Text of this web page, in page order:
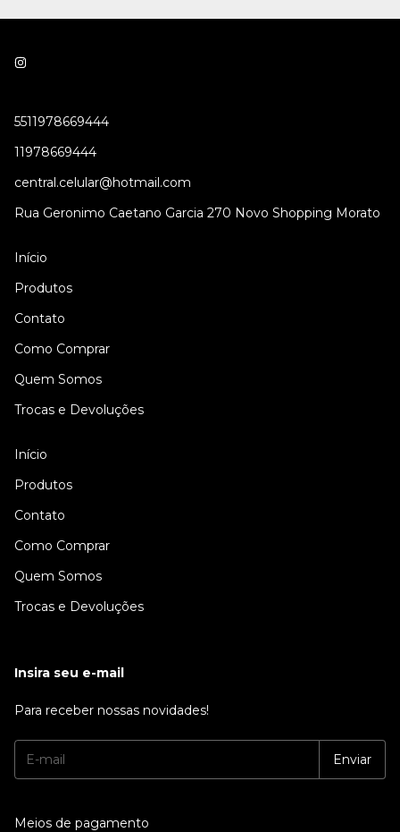
5511978669444
11978669444
central.celular@hotmail.com
Rua Geronimo Caetano Garcia 270 Novo Shopping Morato
Início
Produtos
Contato
Como Comprar
Quem Somos
Trocas e Devoluções
Início
Produtos
Contato
Como Comprar
Quem Somos
Trocas e Devoluções
Insira seu e-mail
Para receber nossas novidades!
Meios de pagamento